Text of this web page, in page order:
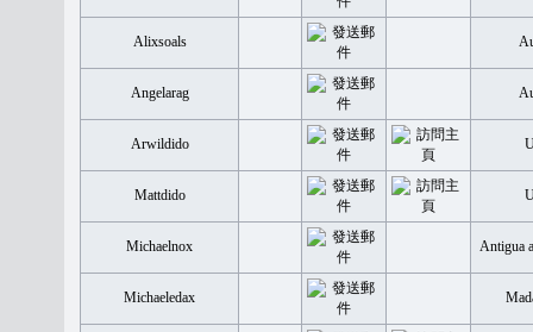
Alixsoals
Angelarag
Arwildido
Mattdido
Michaelnox Antigua
Michaeledax